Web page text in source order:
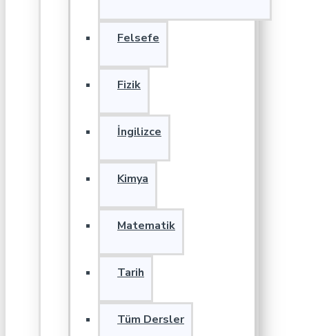
Felsefe
Fizik
İngilizce
Kimya
Matematik
Tarih
Tüm Dersler